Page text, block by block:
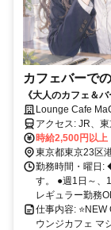
カフェバーで
《大人のカフェ＆
OK♪Lounge Cafe
アクセ
時給2,500円以上
東京都東京23区
勤務時間・曜日:
す。 ●週1日～、
レギュラー勤務
仕事内容:
ウンジカフェ マ